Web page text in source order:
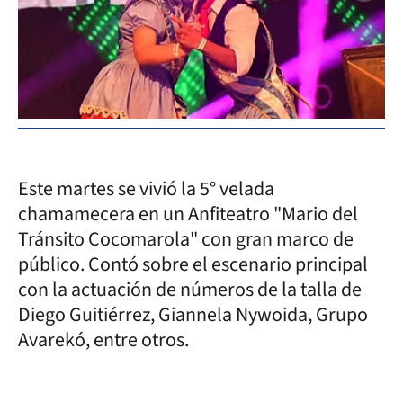
Este martes se vivió la 5° velada
chamamecera en un Anfiteatro "Mario del
Tránsito Cocomarola" con gran marco de
público. Contó sobre el escenario principal
con la actuación de números de la talla de
Diego Guitiérrez, Giannela Nywoida, Grupo
Avarekó, entre otros.